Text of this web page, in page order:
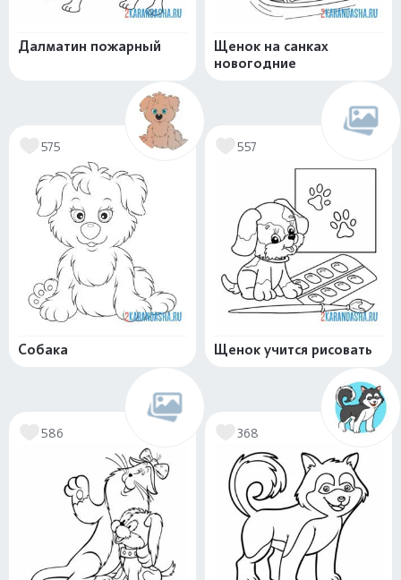
Далматин пожарный
Щенок на санках
новогодние
575
Собака
557
Щенок учится рисовать
586 368